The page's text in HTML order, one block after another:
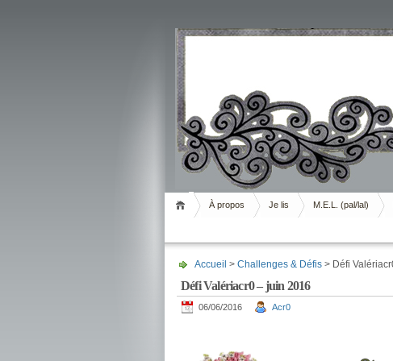
Livrement
À propos Je lis M.E.L. (pal/lal)
Accueil > Challenges & Défis > Défi
Défi Valériacr0 – juin 2016
06/06/2016 Acr0